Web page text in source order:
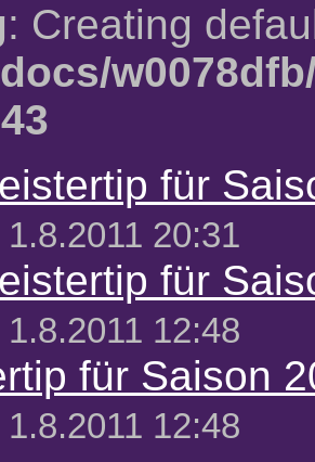
: Creating
für
1.8.2011 20:31
für
1.8.2011 12:48
für Saison
1.8.2011 12:48